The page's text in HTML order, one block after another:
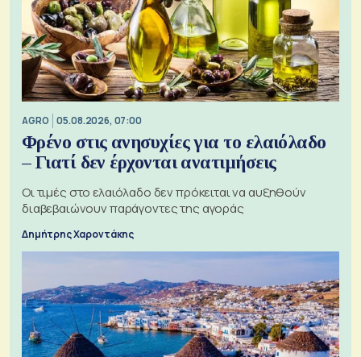
AGRO 05.08.2026, 07:00
Φρένο στις ανησυχίες για το ελαιόλαδο
– Γιατί δεν έρχονται ανατιμήσεις
Οι τιμές στο ελαιόλαδο δεν πρόκειται να αυξηθούν
διαβεβαιώνουν παράγοντες της αγοράς
Δημήτρης Χαροντάκης